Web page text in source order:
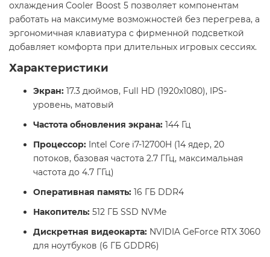
охлаждения Cooler Boost 5 позволяет компонентам
работать на максимуме возможностей без перегрева, а
эргономичная клавиатура с фирменной подсветкой
добавляет комфорта при длительных игровых сессиях.
Характеристики
Экран: 17.3 дюймов, Full HD (1920x1080), IPS-
уровень, матовый
Частота обновления экрана: 144 Гц
Процессор: Intel Core i7-12700H (14 ядер, 20
потоков, базовая частота 2.7 ГГц, максимальная
частота до 4.7 ГГц)
Оперативная память: 16 ГБ DDR4
Накопитель: 512 ГБ SSD NVMe
Дискретная видеокарта: NVIDIA GeForce RTX 3060
для ноутбуков (6 ГБ GDDR6)